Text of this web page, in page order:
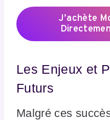
J’achète
Les Enjeux et
Futurs
Malgré ces